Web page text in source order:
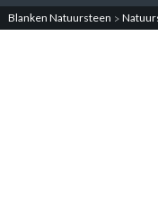
Blanken Natuursteen >